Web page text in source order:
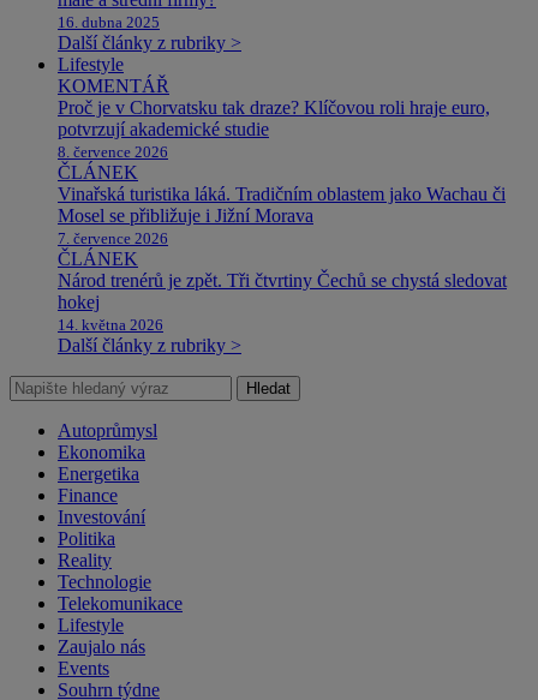
16. dubna 2025
Další články z rubriky >
Lifestyle
KOMENTÁŘ
Proč je v Chorvatsku tak draze? Klíčovou roli hraje euro,
potvrzují akademické studie
8. července 2026
ČLÁNEK
Vinařská turistika láká. Tradičním oblastem jako Wachau či
Mosel se přibližuje i Jižní Morava
7. července 2026
ČLÁNEK
Národ trenérů je zpět. Tři čtvrtiny Čechů se chystá sledovat
hokej
14. května 2026
Další články z rubriky >
Hledat
Autoprůmysl
Ekonomika
Energetika
Finance
Investování
Politika
Reality
Technologie
Telekomunikace
Lifestyle
Zaujalo nás
Events
Souhrn týdne